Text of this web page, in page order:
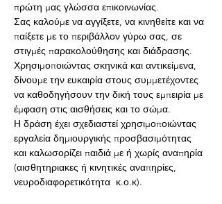
πρώτη μας γλώσσα επικοινωνίας.
Σας καλούμε να αγγίξετε, να κινηθείτε και να
παίξετε με το περιβάλλον γύρω σας, σε
στιγμές παρακολούθησης και διάδρασης.
Χρησιμοποιώντας σκηνικά και αντικείμενα,
δίνουμε την ευκαιρία στους συμμετέχοντες
να καθοδηγήσουν την δική τους εμπειρία με
έμφαση στις αισθήσεις και το σώμα.
Η δράση έχει σχεδιαστεί χρησιμοποιώντας
εργαλεία δημιουργικής προσβασιμότητας
και καλωσορίζει παιδιά με ή χωρίς αναπηρία
(αισθητηριακες ή κινητικές αναπηρίες,
νευροδιαφορετικότητα  κ.ο.κ).